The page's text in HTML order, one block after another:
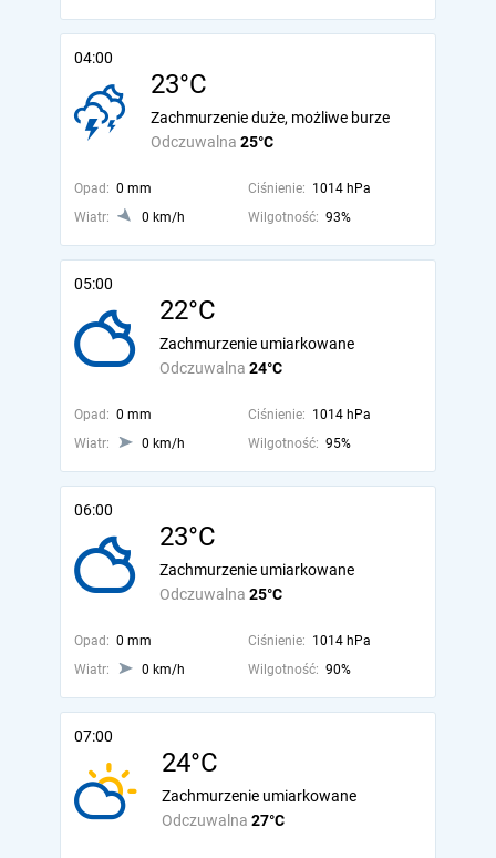
04:00
23°C
Odczuwalna 25°C
Zachmurzenie duże, możliwe burze
Opad: 0 mm Ciśnienie: 1014 hPa
Wiatr:
0 km/h Wilgotność: 93%
05:00
22°C
Odczuwalna 24°C
Zachmurzenie umiarkowane
Opad: 0 mm Ciśnienie: 1014 hPa
Wiatr:
0 km/h Wilgotność: 95%
06:00
23°C
Odczuwalna 25°C
Zachmurzenie umiarkowane
Opad: 0 mm Ciśnienie: 1014 hPa
Wiatr:
0 km/h Wilgotność: 90%
07:00
24°C
Odczuwalna 27°C
Zachmurzenie umiarkowane